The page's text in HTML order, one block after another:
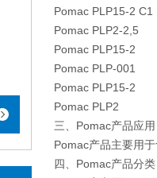
Pomac PLP15-2 C1
Pomac PLP2-2,5
Pomac PLP15-2
Pomac PLP-001
Pomac PLP15-2
Pomac PLP2
三、Pomac产品应用
Pomac产品主要用
四、Pomac产品分